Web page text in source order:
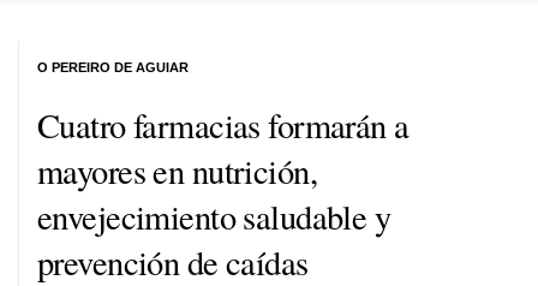
Cuatro farmacias formarán a
mayores en nutrición,
envejecimiento saludable y
prevención de caídas
O PEREIRO DE AGUIAR